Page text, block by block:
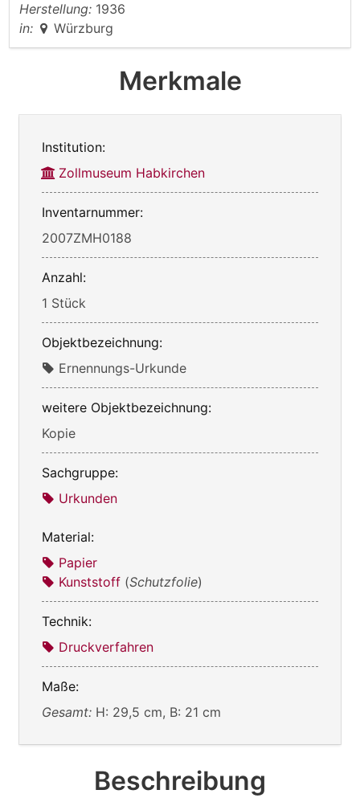
Herstellung: 1936
in:
Würzburg
Merkmale
Institution:
Zollmuseum Habkirchen
Inventarnummer:
2007ZMH0188
Anzahl:
1 Stück
Objektbezeichnung:
Ernennungs-Urkunde
weitere Objektbezeichnung:
Kopie
Sachgruppe:
Urkunden
Material:
Papier
Kunststoff (Schutzfolie)
Technik:
Druckverfahren
Maße:
Gesamt: H: 29,5 cm, B: 21 cm
Beschreibung